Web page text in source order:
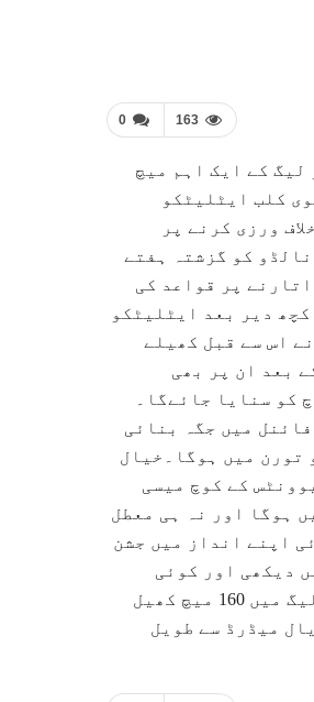
0 163
لیگ کے ایک اہم میچ
کلب ایٹلیٹکو
ورزی کرنے پر
کو گزشتہ ہفتے
اتارنے پر قواعد کی
دیر بعد ایٹلیٹکو
اس سے قبل کھیلے
جس کے بعد ان پر بھی
گیا تھا۔یوئیفا کی جانب سے رونالڈو کے جشن پر فیصلہ 21 مارچ کو سنایا جائےگا۔
میں جگہ بنائی
اجاکس سے 10 اپریل کو ایمسٹرڈیم اور 16 اپریل کو تورن میں ہوگا۔خیال
کیا گیا ۔یوونٹس کے کوچ میسی
ہوگا اور نہ ہی معطل
اپنے انداز میں جشن
دیکھی اور کوئی
معطلی نہیں ہوگی۔چمپیئنز لیگ کے 5 مرتبہ کے فاتح رونالڈو یورپین چمپیئنز لیگ میں 160 میچ کھیل
ریال میڈرڈ سے طویل